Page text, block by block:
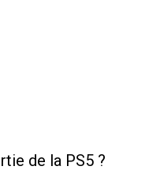
de la PS5 ?